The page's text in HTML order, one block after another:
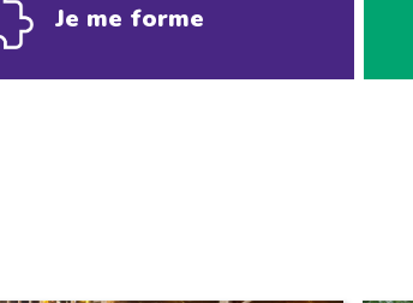
Je me forme